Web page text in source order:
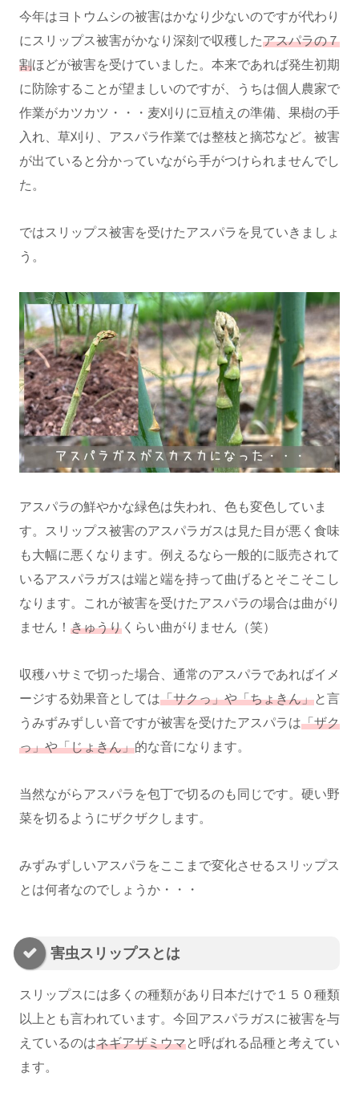
今年はヨトウムシの被害はかなり少ないのですが代わり
にスリップス被害がかなり深刻で収穫したアスパラの７
割ほどが被害を受けていました。本来であれば発生初期
に防除することが望ましいのですが、うちは個人農家で
作業がカツカツ・・・麦刈りに豆植えの準備、果樹の手
入れ、草刈り、アスパラ作業では整枝と摘芯など。被害
が出ていると分かっていながら手がつけられませんでし
た。
ではスリップス被害を受けたアスパラを見ていきましょ
う。
アスパラの鮮やかな緑色は失われ、色も変色していま
す。スリップス被害のアスパラガスは見た目が悪く食味
も大幅に悪くなります。例えるなら一般的に販売されて
いるアスパラガスは端と端を持って曲げるとそこそこし
なります。これが被害を受けたアスパラの場合は曲がり
ません！ きゅうり くらい曲がりません（笑）
収穫ハサミで切った場合、通常のアスパラであればイメ
ージする効果音としては「サクっ」や「ちょきん」と言
うみずみずしい音ですが被害を受けたアスパラは「ザク
っ」や「じょきん」的な音になります。
当然ながらアスパラを包丁で切るのも同じです。硬い野
菜を切るようにザクザクします。
みずみずしいアスパラをここまで変化させるスリップス
とは何者なのでしょうか・・・
害虫スリップスとは
スリップスには多くの種類があり日本だけで１５０種類
以上とも言われています。今回アスパラガスに被害を与
えているのはネギアザミウマと呼ばれる品種と考えてい
ます。